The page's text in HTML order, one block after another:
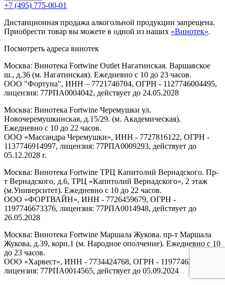
+7 (495) 775-00-01
Дистанционная продажа алкогольной продукции запрещена.
Приобрести товар вы можете в одной из наших «Винотек».
Посмотреть адреса винотек
Москва: Винотека Fortwine Outlet Нагатинская. Варшавское
ш., д.36 (м. Нагатинская). Ежедневно с 10 до 23 часов.
ООО "Фортуна", ИНН – 7721746704, ОГРН - 1127746004495,
лицензия: 77РПА0004042, действует до 24.05.2028
Москва: Винотека Fortwine Черемушки ул.
Новочеремушкинская, д.15/29. (м. Академическая).
Ежедневно с 10 до 22 часов.
ООО «Массандра Черемушки», ИНН - 7727816122, ОГРН -
1137746914997, лицензия: 77РПА0009293, действует до
05.12.2028 г.
Москва: Винотека Fortwine ТРЦ Капитолий Вернадского. Пр-
т Вернадского, д.6, ТРЦ «Капитолий Вернадского», 2 этаж
(м.Университет). Ежедневно с 10 до 22 часов.
ООО «ФОРТВАЙН», ИНН - 7726459679, ОГРН -
1197746673376, лицензия: 77РПА0014948, действует до
26.05.2028
Москва: Винотека Fortwine Маршала Жукова. пр-т Маршала
Жукова, д.39, корп.1 (м. Народное ополчение). Ежедневно с 10
до 23 часов.
ООО «Харвест», ИНН - 7734424768, ОГРН - 1197746303567,
лицензия: 77РПА0014565, действует до 05.09.2024